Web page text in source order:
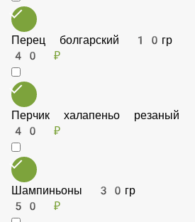
Томаты черри 30гр
90 ₽
Ананас 10гр